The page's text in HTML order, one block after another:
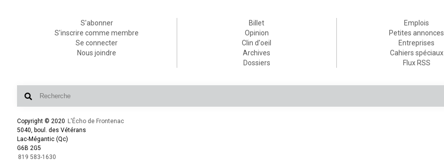
S'abonner
S'inscrire comme membre
Se connecter
Nous joindre
Billet
Opinion
Clin d'oeil
Archives
Dossiers
Emplois
Petites annonces
Entreprises
Cahiers spéciaux
Flux RSS
Copyright © 2020 L'Écho de Frontenac
5040, boul. des Vétérans
Lac-Mégantic (Qc)
G6B 2G5
819 583-1630